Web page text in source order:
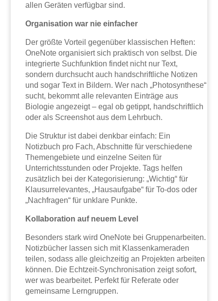
allen Geräten verfügbar sind.
Organisation war nie einfacher
Der größte Vorteil gegenüber klassischen Heften:
OneNote organisiert sich praktisch von selbst. Die
integrierte Suchfunktion findet nicht nur Text,
sondern durchsucht auch handschriftliche Notizen
und sogar Text in Bildern. Wer nach „Photosynthese“
sucht, bekommt alle relevanten Einträge aus
Biologie angezeigt – egal ob getippt, handschriftlich
oder als Screenshot aus dem Lehrbuch.
Die Struktur ist dabei denkbar einfach: Ein
Notizbuch pro Fach, Abschnitte für verschiedene
Themengebiete und einzelne Seiten für
Unterrichtsstunden oder Projekte. Tags helfen
zusätzlich bei der Kategorisierung: „Wichtig“ für
Klausurrelevantes, „Hausaufgabe“ für To-dos oder
„Nachfragen“ für unklare Punkte.
Kollaboration auf neuem Level
Besonders stark wird OneNote bei Gruppenarbeiten.
Notizbücher lassen sich mit Klassenkameraden
teilen, sodass alle gleichzeitig an Projekten arbeiten
können. Die Echtzeit-Synchronisation zeigt sofort,
wer was bearbeitet. Perfekt für Referate oder
gemeinsame Lerngruppen.